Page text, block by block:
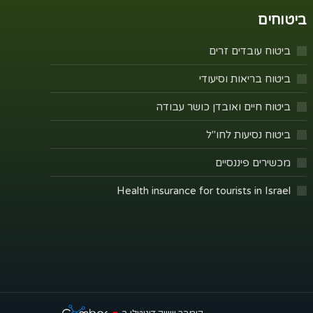
ביטוחים
ביטוח עובדים זרים
ביטוח בריאות וסיעודי
ביטוח חיים ואובדן כושר עבודה
ביטוח נסיעות לחו"ל
מכשירים פיננסיים
Health insurance for tourists in Israel